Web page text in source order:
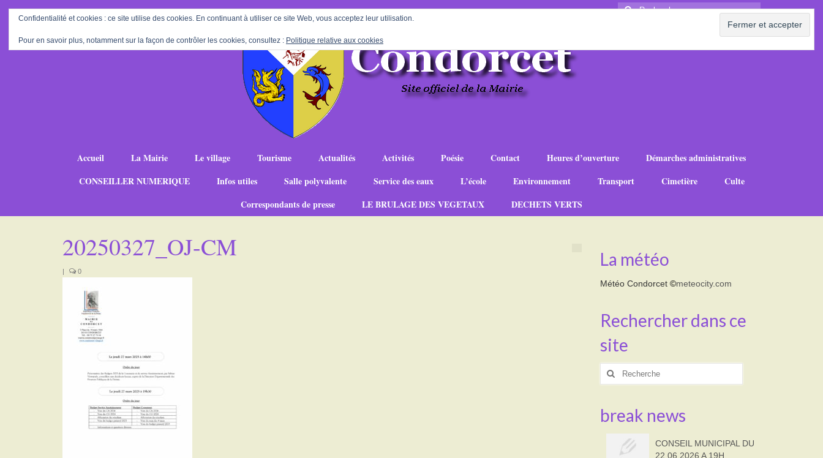
Rechercher
Accueil La Mairie Le village Tourisme Actualités Activités Poésie Contact Heures d’ouverture
Démarches administratives
CONSEILLER NUMERIQUE
Infos utiles Salle polyvalente Service des eaux L’école Environnement Transport Cimetière
Culte
Correspondants de presse
LE BRULAGE DES VEGETAUX DECHETS VERTS
20250327_OJ-CM
| 0
La météo
Météo Condorcet©meteocity.com
Rechercher dans ce
site
Rechercher
break news
CONSEIL MUNICIPAL DU
22 06 2026 A 19H
Confidentialité et cookies : ce site utilise des cookies. En continuant à utiliser ce site Web, vous acceptez leur utilisation.
Pour en savoir plus, notamment sur la façon de contrôler les cookies, consultez : Politique relative aux cookies